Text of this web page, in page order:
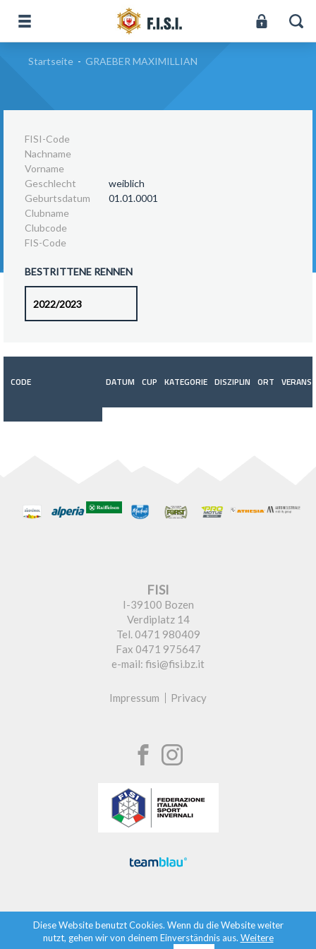
Startseite - GRAEBER MAXIMILLIAN
FISI-Code
Nachname
Vorname
Geschlecht
weiblich
Geburtsdatum
01.01.0001
Clubname
Clubcode
FIS-Code
BESTRITTENE RENNEN
CODE DATUM CUP KATEGORIE DISZIPLIN ORT
FISI
I-39100 Bozen
Verdiplatz 14
Tel. 0471 980409
Fax 0471 975647
e-mail: fisi@fisi.bz.it
Impressum Privacy
Diese Website benutzt Cookies. Wenn du die Website weiter
nutzt, gehen wir von deinem Einverständnis aus. Weitere